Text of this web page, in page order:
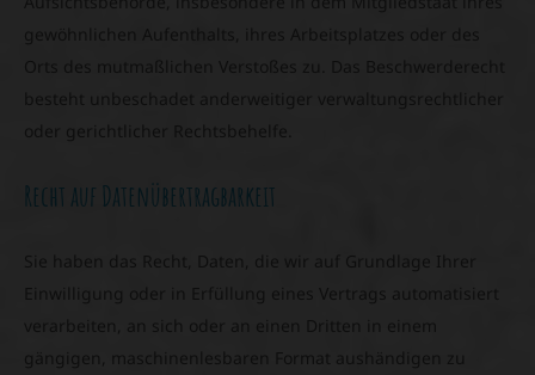
gewöhnlichen Aufenthalts, ihres Arbeitsplatzes oder des
besteht unbeschadet anderweitiger verwaltungsrechtlicher
oder gerichtlicher Rechtsbehelfe.
Recht auf Daten­übertrag­barkeit
Sie haben das Recht, Daten, die wir auf Grundlage Ihrer
Einwilligung oder in Erfüllung eines Vertrags automatisiert
verarbeiten, an sich oder an einen Dritten in einem